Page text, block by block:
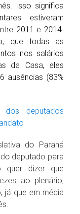
Isso significa
estiveram
2011 e 2014.
que todas as
nos salários
da Casa, eles
ausências (83%
dos deputados
do Paraná
deputado para
quer dizer que
ao plenário,
já que em média